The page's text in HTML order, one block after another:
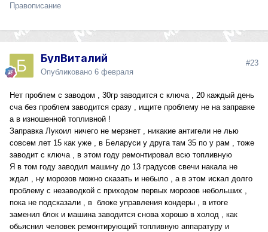
Правописание
БулВиталий
Опубликовано 6 февраля
#23
Нет проблем с заводом , 30гр заводится с ключа , 20 каждый день
сча без проблем заводится сразу , ищите проблему не на заправке
а в изношенной топливной !
Заправка Лукоил ничего не мерзнет , никакие антигели не лью
совсем лет 15 как уже , в Беларуси у друга там 35 по у рам , тоже
заводит с ключа , в этом году ремонтировал всю топливную
Я в том году заводил машину до 13 градусов свечи накала не
ждал , ну морозов можно сказать и небыло , а в этом искал долго
проблему с незаводкой с приходом первых морозов небольших ,
пока не подсказали , в блоке управления кондеры , в итоге
заменил блок и машина заводится снова хорошо в холод , как
обьяснил человек ремонтирующий топливную аппаратуру и